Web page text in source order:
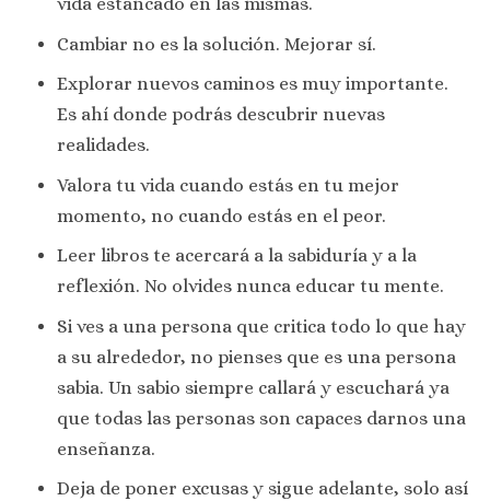
Cambiar no es la solución. Mejorar sí.
Explorar nuevos caminos es muy importante.
Es ahí donde podrás descubrir nuevas
realidades.
Valora tu vida cuando estás en tu mejor
momento, no cuando estás en el peor.
Leer libros te acercará a la sabiduría y a la
reflexión. No olvides nunca educar tu mente.
Si ves a una persona que critica todo lo que hay
a su alrededor, no pienses que es una persona
sabia. Un sabio siempre callará y escuchará ya
que todas las personas son capaces darnos una
enseñanza.
Deja de poner excusas y sigue adelante, solo así